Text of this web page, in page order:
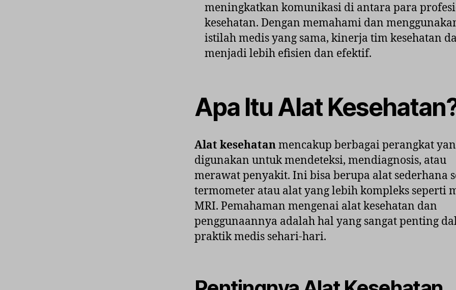
meningkatkan komunikasi di antara para
kesehatan. Dengan memahami dan
istilah medis yang sama, kinerja tim kesehatan
menjadi lebih efisien dan efektif.
Apa Itu Alat
Alat kesehatanmencakup berbagai perangkat
digunakan untuk mendeteksi, mendiagnosis, atau
merawat penyakit. Ini bisa berupa alat sederhana
termometer atau alat yang lebih kompleks seperti
MRI. Pemahaman mengenai alat kesehatan dan
penggunaannya adalah hal yang sangat penting
praktik medis sehari-hari.